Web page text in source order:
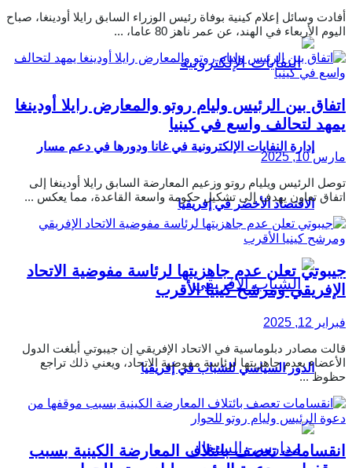
إدارة النفايات الإلكترونية في غانا ودورها في دعم مسار
الاقتصاد الأخضر في إفريقيا
الدور السياسي للشباب في إفريقيا
أفادت وسائل إعلام كينية بوفاة رئيس الوزراء السابق رايلا أودينغا، صباح
اليوم الأربعاء في الهند، عن عمر ناهز 80 عاما، ...
اتفاق بين الرئيس وليام روتو والمعارض رايلا أودينغا
يمهد لتحالف واسع في كينيا
مارس 10, 2025
توصل الرئيس ويليام روتو وزعيم المعارضة السابق رايلا أودينغا إلى
اتفاق تعاون يهدف إلى تشكيل حكومة واسعة القاعدة، مما يعكس ...
جيبوتي تعلن عدم جاهزيتها لرئاسة مفوضية الاتحاد
الإفريقي ومرشح كينيا الأقرب
فبراير 12, 2025
قالت مصادر دبلوماسية في الاتحاد الإفريقي إن جيبوتي أبلغت الدول
الأعضاء بعدم جاهزيتها لرئاسة مفوضية الاتحاد، ويعني ذلك تراجع
حظوظ ...
انقسامات تعصف بائتلاف المعارضة الكينية بسبب